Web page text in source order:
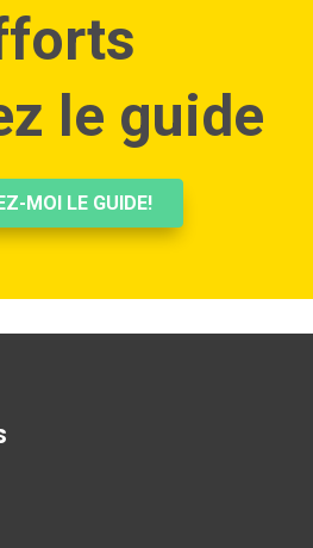
le guide
MOI LE GUIDE!